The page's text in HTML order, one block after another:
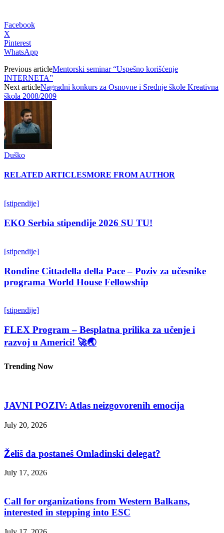
Facebook
X
Pinterest
WhatsApp
Previous articleMentorski seminar “Uspešno korišćenje
INTERNETA”
Next articleNagradni konkurs za Osnovne i Srednje škole Kreativna
škola 2008/2009
Duško
RELATED ARTICLESMORE FROM AUTHOR
[stipendije]
EKO Serbia stipendije 2026 SU TU!
[stipendije]
Rondine Cittadella della Pace – Poziv za učesnike
programa World House Fellowship
[stipendije]
FLEX Program – Besplatna prilika za učenje i
razvoj u Americi! 🚀🌏
Trending Now
JAVNI POZIV: Atlas neizgovorenih emocija
July 20, 2026
Želiš da postaneš Omladinski delegat?
July 17, 2026
Call for organizations from Western Balkans,
interested in stepping into ESC